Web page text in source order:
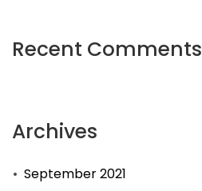
Recent Comments
Archives
September 2021